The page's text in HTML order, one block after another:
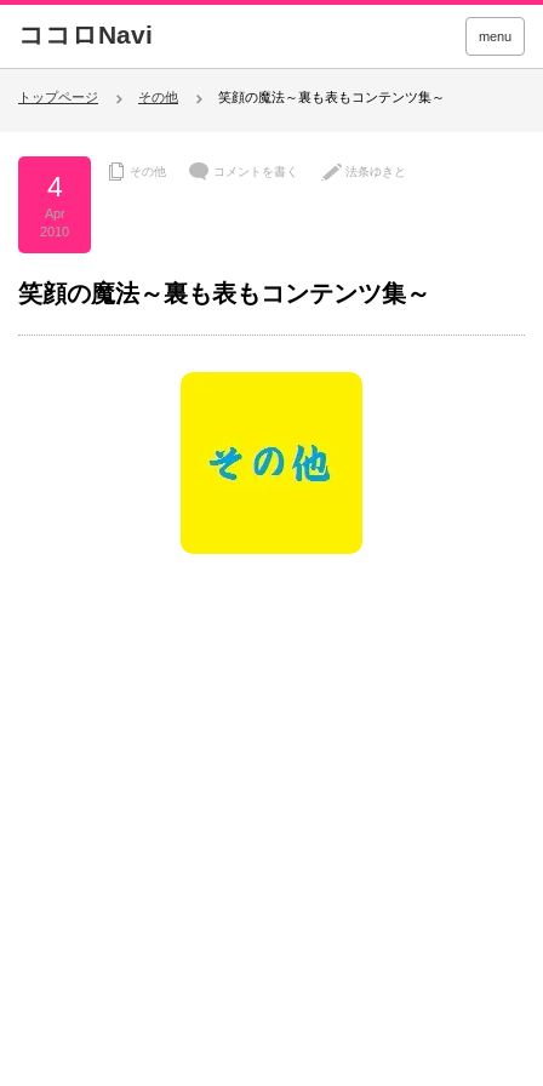
menu
トップページ その他 笑顔の魔法～裏も表もコンテンツ集～
4
Apr
2010
その他 コメントを書く 法条ゆきと
笑顔の魔法～裏も表もコンテンツ集～